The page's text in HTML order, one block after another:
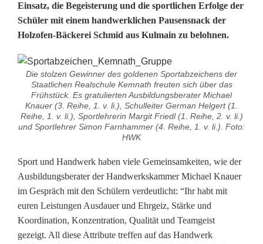
H
a
n
w
e
k
g
e
h
Einsatz, die Begeisterung und die sportlichen Erfolge der
Schüler mit einem handwerklichen Pausensnack der
Holzofen-Bäckerei Schmid aus Kulmain zu belohnen.
Die stolzen Gewinner des goldenen Sportabzeichens der
Staatlichen Realschule Kemnath freuten sich über das
Frühstück. Es gratulierten Ausbildungsberater Michael
Knauer (3. Reihe, 1. v. li.), Schulleiter German Helgert (1.
Reihe, 1. v. li.), Sportlehrerin Margit Friedl (1. Reihe, 2. v. li.)
und Sportlehrer Simon Farnhammer (4. Reihe, 1. v. li.). Foto:
HWK
Sport und Handwerk haben viele Gemeinsamkeiten, wie der
Ausbildungsberater der Handwerkskammer Michael Knauer
im Gespräch mit den Schülern verdeutlicht: “Ihr habt mit
euren Leistungen Ausdauer und Ehrgeiz, Stärke und
Koordination, Konzentration, Qualität und Teamgeist
gezeigt. All diese Attribute treffen auf das Handwerk